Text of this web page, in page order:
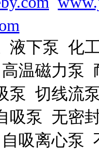
液下泵 化
温磁力泵
泵 切线流
吸泵 无密
吸离心泵